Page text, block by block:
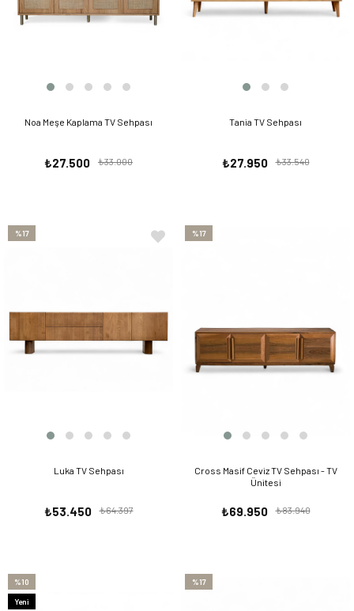
Noa Meşe Kaplama TV Sehpası
₺27.500 ₺33.000
Tania TV Sehpası
₺27.950 ₺33.540
Luka TV Sehpası
₺53.450 ₺64.397
%17
Cross Masif Ceviz TV Sehpası - TV
Ünitesi
₺69.950 ₺83.940
%17
%10
Yeni
%17